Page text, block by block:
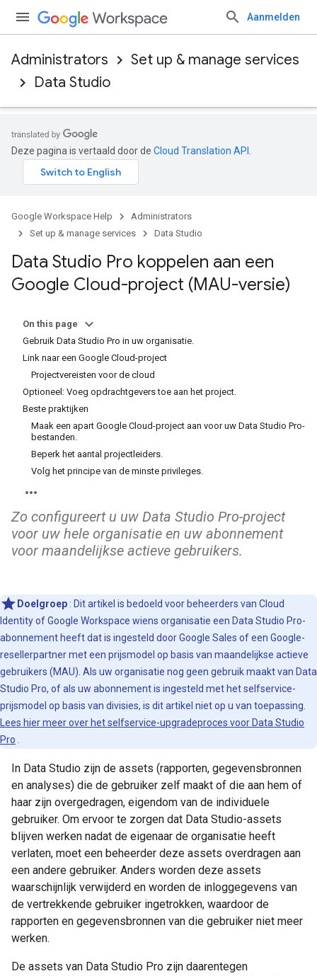
Aanmelden
Administrators
Set up & manage services
Data Studio
Deze pagina is vertaald door de Cloud Translation API
Google Workspace Help
Administrators
Set up & manage services
Data Studio
Data Studio Pro koppelen aan een
Google Cloud-project (MAU-versie)
On this page
Gebruik Data Studio Pro in uw organisatie.
Link naar een Google Cloud-project
Projectvereisten voor de cloud
Optioneel: Voeg opdrachtgevers toe aan het project.
Beste praktijken
Maak een apart Google Cloud-project aan voor uw Data Studio Pro-
bestanden.
Beperk het aantal projectleiders.
Volg het principe van de minste privileges.
Zo configureert u uw Data Studio Pro-project
voor uw hele organisatie en uw abonnement
voor maandelijkse actieve gebruikers.
Doelgroep : Dit artikel is bedoeld voor beheerders van Cloud
Identity of Google Workspace wiens organisatie een Data Studio Pro-
abonnement heeft dat is ingesteld door Google Sales of een Google-
resellerpartner met een prijsmodel op basis van maandelijkse actieve
gebruikers (MAU). Als uw organisatie nog geen gebruik maakt van Data
Studio Pro, of als uw abonnement is ingesteld met het selfservice-
prijsmodel op basis van divisies, is dit artikel niet op u van toepassing.
Lees hier meer over het selfservice-upgradeproces voor Data Studio
Pro
In Data Studio zijn de assets (rapporten, gegevensbronnen
en analyses) die de gebruiker zelf maakt of die aan hem of
haar zijn overgedragen, eigendom van de individuele
gebruiker. Om ervoor te zorgen dat Data Studio-assets
blijven werken nadat de eigenaar de organisatie heeft
verlaten, moet een beheerder deze assets overdragen aan
een andere gebruiker. Anders worden deze assets
waarschijnlijk verwijderd en worden de inloggegevens van
de vertrekkende gebruiker ingetrokken, waardoor de
rapporten en gegevensbronnen van die gebruiker niet meer
werken.
De assets van Data Studio Pro zijn daarentegen